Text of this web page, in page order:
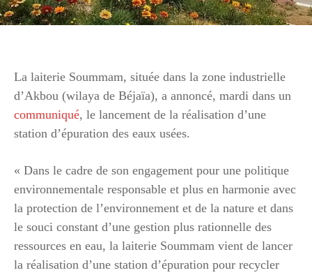
La laiterie Soummam, située dans la zone industrielle
d’Akbou (wilaya de Béjaïa), a annoncé, mardi dans un
communiqué, le lancement de la réalisation d’une
station d’épuration des eaux usées.
« Dans le cadre de son engagement pour une politique
environnementale responsable et plus en harmonie avec
la protection de l’environnement et de la nature et dans
le souci constant d’une gestion plus rationnelle des
ressources en eau, la laiterie Soummam vient de lancer
la réalisation d’une station d’épuration pour recycler